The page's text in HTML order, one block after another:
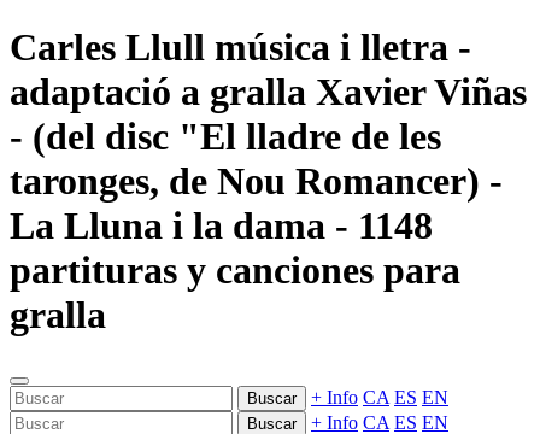
Carles Llull música i lletra -
adaptació a gralla Xavier Viñas
- (del disc "El lladre de les
taronges, de Nou Romancer) -
La Lluna i la dama - 1148
partituras y canciones para
gralla
Buscar + Info CA ES EN
Buscar + Info CA ES EN